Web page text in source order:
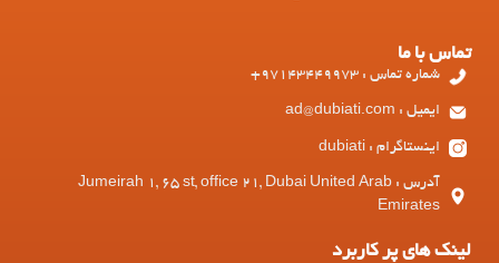
تماس با ما
شماره تماس : 97143449973+
ایمیل : ad@dubiati.com
اینستاگرام : dubiati
آدرس : Jumeirah 1, 65 st, office 21, Dubai United Arab
Emirates
لینک های پر کاربرد